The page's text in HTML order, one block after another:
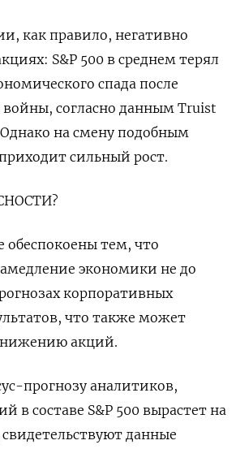
как правило, негативно
S&P 500 в среднем терял
спада после
согласно данным Truist
Однако на смену подобным
сильный рост.
обеспокоены тем, что
экономики не до
корпоративных
что также может
акций.
прогнозу аналитиков,
в составе S&P 500 вырастет на
свидетельствуют данные